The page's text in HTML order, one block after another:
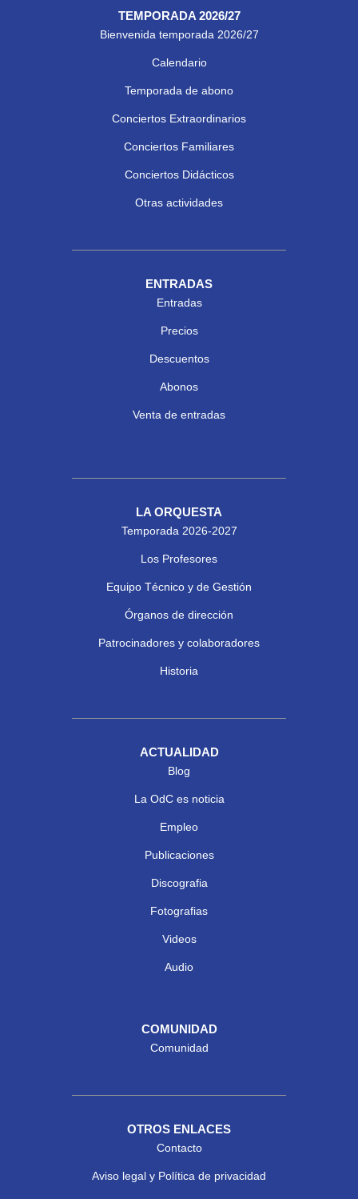
TEMPORADA 2026/27
Bienvenida temporada 2026/27
Calendario
Temporada de abono
Conciertos Extraordinarios
Conciertos Familiares
Conciertos Didácticos
Otras actividades
ENTRADAS
Entradas
Precios
Descuentos
Abonos
Venta de entradas
LA ORQUESTA
Temporada 2026-2027
Los Profesores
Equipo Técnico y de Gestión
Órganos de dirección
Patrocinadores y colaboradores
Historia
ACTUALIDAD
Blog
La OdC es noticia
Empleo
Publicaciones
Discografia
Fotografias
Videos
Audio
COMUNIDAD
Comunidad
OTROS ENLACES
Contacto
Aviso legal y Política de privacidad